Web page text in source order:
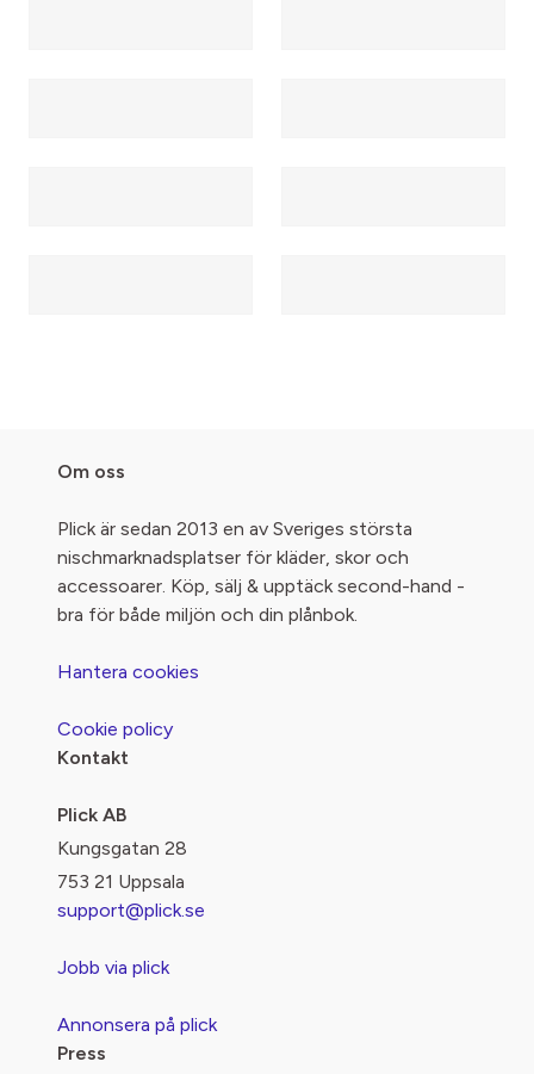
Om oss
Plick är sedan 2013 en av Sveriges största
nischmarknadsplatser för kläder, skor och
accessoarer. Köp, sälj & upptäck second-hand -
bra för både miljön och din plånbok.
Hantera cookies
Cookie policy
Kontakt
Plick AB
Kungsgatan 28
753 21 Uppsala
support@plick.se
Jobb via plick
Annonsera på plick
Press